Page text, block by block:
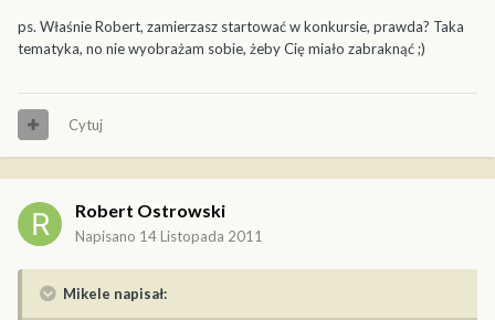
ps. Właśnie Robert, zamierzasz startować w konkursie, prawda? Taka
tematyka, no nie wyobrażam sobie, żeby Cię miało zabraknąć ;)
Cytuj
Robert Ostrowski
Napisano 14 Listopada 2011
Mikele napisał: